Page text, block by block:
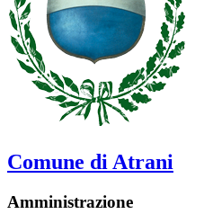
Comune di Atrani
Amministrazione